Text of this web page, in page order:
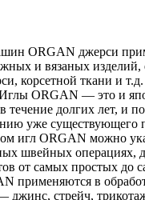
ORGAN джерси
и вязаных
корсетной ткани и
ORGAN — это и
течение долгих лет, и
уже существующего
игл ORGAN можно
швейных операциях,
от самых простых до
применяются в
джинс, стрейч,